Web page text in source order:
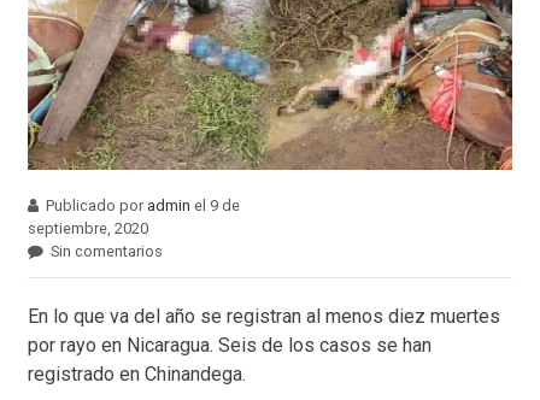
Publicado por admin el 9 de
septiembre, 2020
Sin comentarios
En lo que va del año se registran al menos diez muertes
por rayo en Nicaragua. Seis de los casos se han
registrado en Chinandega.